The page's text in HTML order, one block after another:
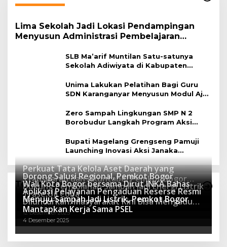
Lima Sekolah Jadi Lokasi Pendampingan
Menyusun Administrasi Pembelajaran
SLB Ma’arif Muntilan Satu-satunya
Sekolah Adiwiyata di Kabupaten
Unima Lakukan Pelatihan Bagi Guru
SDN Karanganyar Menyusun Modul Ajar
Zero Sampah Lingkungan SMP N 2
Borobudur Langkah Program Aksi
Bupati Magelang Grengseng Pamuji
Launching Inovasi Aksi Janaka
Program Sekolah Adiwiyata
Teknologi
Perkuat Tata Kelola Aset Daerah yang
Transparan dan Akuntabel Pemkot Bogor
Luncurkan SIMASDA
8 Juli 2026
Dorong Salusi Regional, Pemkot Bogor
Dukung Pengolahan Sampah Jadi Energi Listrik
8 April 2026
Wali Kota Bogor bersama Dirut INKA Bahas
Trase Uji Coba
7 Januari 2026
Aplikasi Pelayanan Pengaduan Reserse Resmi
Diluncurkan: Masyarakat Kini Bisa Mengadu
Lebih Cepat, Mudah, dan Terintegrasi
12 Desember 2025
Menuju Sampah Jadi Listrik, Pemkot Bogor
Mantapkan Kerja Sama PSEL
4 Desember 2025